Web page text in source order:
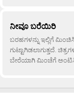
ನೀವೂ ಬರೆಯಿರಿ
ಬರಹಗಳನ್ನು ಇಲ್ಲಿಗೆ
ಗುಟ್ಟಾಗಿಡಲಾಗುತ್ತದೆ.
ಬೇರೆಯಾಗಿ ಮಿಂಚೆಗೆ